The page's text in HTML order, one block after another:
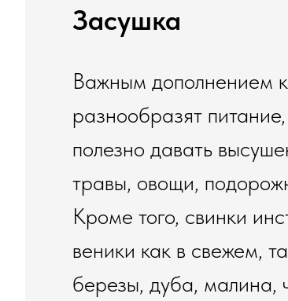
Засушка
Важным дополнением
разнообразят
полезно давать
травы, овощи,
Кроме того, свинки
веники как в свежем,
березы, дуба, малина,